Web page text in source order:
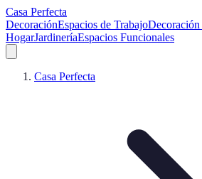
Casa Perfecta
DecoraciónEspacios de TrabajoDecoración
HogarJardineríaEspacios Funcionales
Casa Perfecta